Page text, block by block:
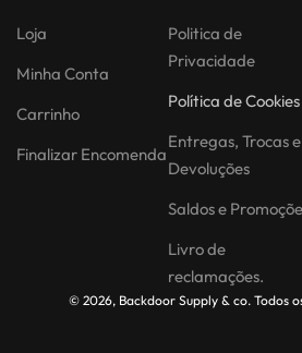
Loja
Minha Conta
Carrinho
Finalizar Encomenda
Politica de
Privacidade
Política de Cookies
Entregas, Trocas e
Devoluções
Saldos e
Livro de
reclamações.
© 2026, Backdoor Supply & co. Todos